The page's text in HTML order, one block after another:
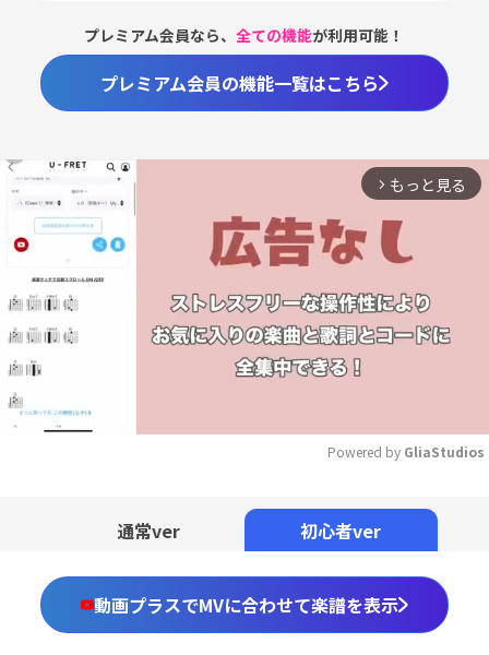
プレミアム会員なら、全ての機能が利用可能！
プレミアム会員の機能一覧はこちら
arrow_forward_ios もっと見る
Powered by GliaStudios
通常ver 初心者ver
動画プラスでMVに合わせて楽譜を表示